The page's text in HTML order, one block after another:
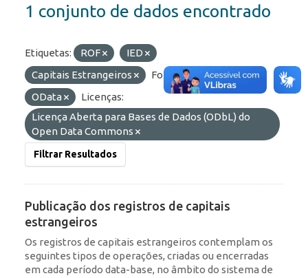
1 conjunto de dados encontrado
Etiquetas: ROF
IED
Capitais Estrangeiros
Formatos:
JSON
OData
Licenças:
Licença Aberta para Bases de Dados (ODbL) do
Open Data Commons
Filtrar Resultados
Publicação dos registros de capitais
estrangeiros
Os registros de capitais estrangeiros contemplam os
seguintes tipos de operações, criadas ou encerradas
em cada período data-base, no âmbito do sistema de